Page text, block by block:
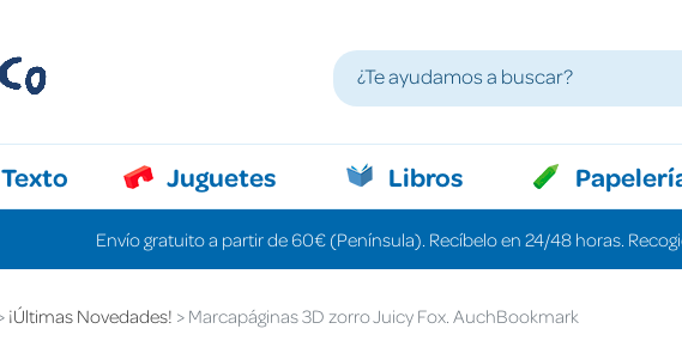
Texto Juguetes Libros
Envío gratuito a partir de 60€ (Península). Recíbelo en 24/48 horas.
¡Últimas Novedades! Marcapáginas 3D zorro Juicy Fox. AuchBookmark